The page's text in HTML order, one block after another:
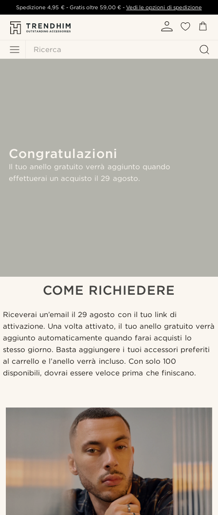
Ricerca
Spedizione4,95 €- Gratis oltre 59,00 € -Vedi le opzioni di spedizione
Congratulazioni
Il tuo anello gratuito verrà aggiunto quando
effettuerai un acquisto il 29 agosto.
COME RICHIEDERE
Riceverai un’email il 29 agosto con il tuo link di
attivazione. Una volta attivato, il tuo anello gratuito verrà
aggiunto automaticamente quando farai acquisti lo
stesso giorno. Basta aggiungere i tuoi accessori preferiti
al carrello e l’anello verrà incluso. Con solo 100
disponibili, dovrai essere veloce prima che finiscano.